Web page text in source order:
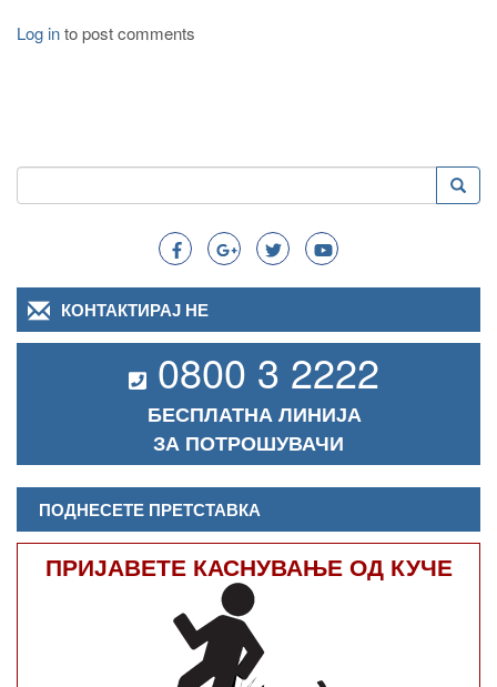
Log into post comments
Search
Пребарување
КОНТАКТИРАЈ НЕ
0800 3 2222
БЕСПЛАТНА ЛИНИЈА
ЗА ПОТРОШУВАЧИ
ПОДНЕСЕТЕ ПРЕТСТАВКА
ПРИЈАВЕТЕ КАСНУВАЊЕ ОД КУЧЕ